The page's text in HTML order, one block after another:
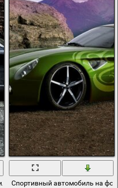
кабриолет вдоль кирпичной
Спортивный автомобиль на